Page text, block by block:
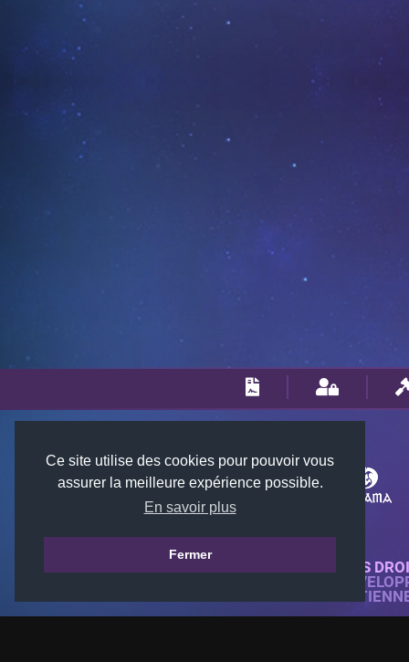
Ce site utilise des cookies pour pouvoir vous
assurer la meilleure expérience possible.
En savoir plus
Fermer
© 2018-2026 KTARENA. TOUS
SITE WEB ENTIÈREMENT
TOUTES LES IMAGES